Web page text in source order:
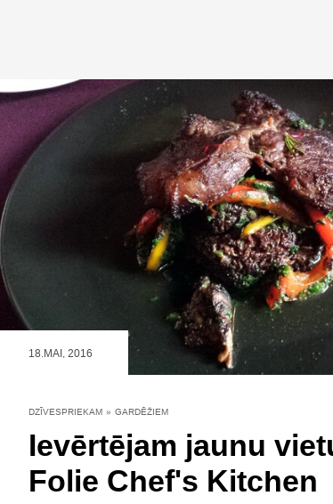
18.MAI, 2016
DZĪVESPRIEKAM » GARDĒŽIEM
Ievērtējam jaunu
Folie Chef's Kitchen